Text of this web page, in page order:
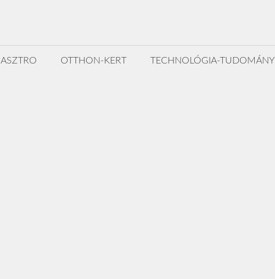
OTTHON-KERT TECHNOLÓGIA-TUDOMÁNY